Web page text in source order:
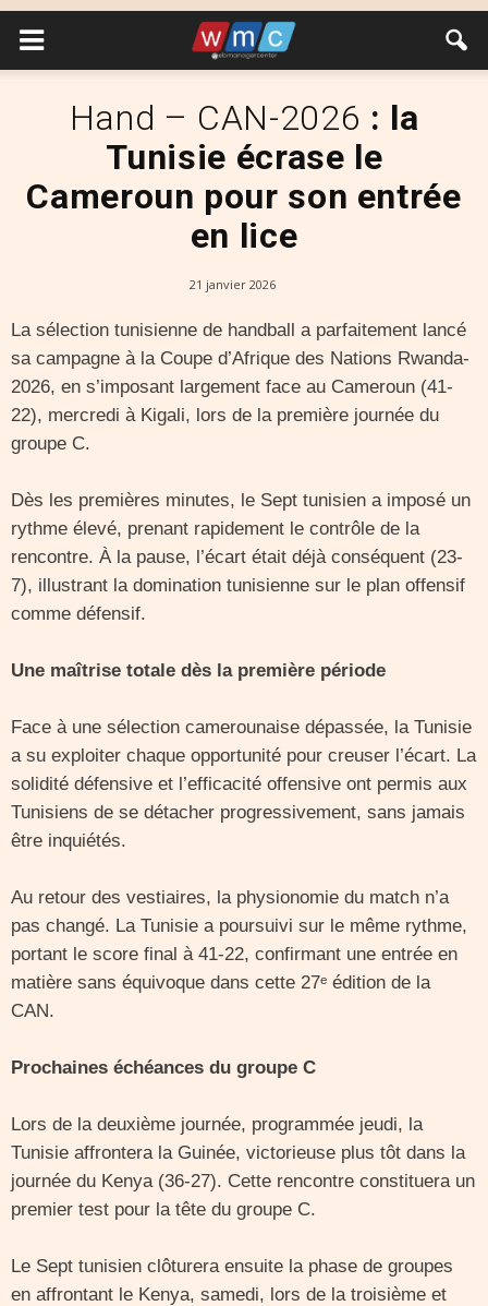
Hand – CAN-2026 : la
Tunisie écrase le
Cameroun pour son entrée
en lice
21 janvier 2026
La sélection tunisienne de handball a parfaitement lancé
sa campagne à la Coupe d’Afrique des Nations Rwanda-
2026, en s’imposant largement face au Cameroun (41-
22), mercredi à Kigali, lors de la première journée du
groupe C.
Dès les premières minutes, le Sept tunisien a imposé un
rythme élevé, prenant rapidement le contrôle de la
rencontre. À la pause, l’écart était déjà conséquent (23-
7), illustrant la domination tunisienne sur le plan offensif
comme défensif.
Une maîtrise totale dès la première période
Face à une sélection camerounaise dépassée, la Tunisie
a su exploiter chaque opportunité pour creuser l’écart. La
solidité défensive et l’efficacité offensive ont permis aux
Tunisiens de se détacher progressivement, sans jamais
être inquiétés.
Au retour des vestiaires, la physionomie du match n’a
pas changé. La Tunisie a poursuivi sur le même rythme,
portant le score final à 41-22, confirmant une entrée en
matière sans équivoque dans cette 27ᵉ édition de la
CAN.
Prochaines échéances du groupe C
Lors de la deuxième journée, programmée jeudi, la
Tunisie affrontera la Guinée, victorieuse plus tôt dans la
journée du Kenya (36-27). Cette rencontre constituera un
premier test pour la tête du groupe C.
Le Sept tunisien clôturera ensuite la phase de groupes
en affrontant le Kenya, samedi, lors de la troisième et